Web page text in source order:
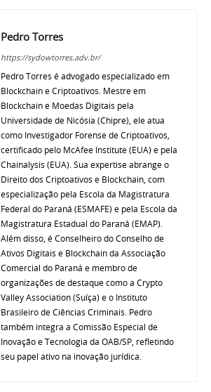
Pedro Torres
https://sydowtorres.adv.br/
Pedro Torres é advogado especializado em
Blockchain e Criptoativos. Mestre em
Blockchain e Moedas Digitais pela
Universidade de Nicósia (Chipre), ele atua
como Investigador Forense de Criptoativos,
certificado pelo McAfee Institute (EUA) e pela
Chainalysis (EUA). Sua expertise abrange o
Direito dos Criptoativos e Blockchain, com
especialização pela Escola da Magistratura
Federal do Paraná (ESMAFE) e pela Escola da
Magistratura Estadual do Paraná (EMAP).
Além disso, é Conselheiro do Conselho de
Ativos Digitais e Blockchain da Associação
Comercial do Paraná e membro de
organizações de destaque como a Crypto
Valley Association (Suíça) e o Instituto
Brasileiro de Ciências Criminais. Pedro
também integra a Comissão Especial de
Inovação e Tecnologia da OAB/SP, refletindo
seu papel ativo na inovação jurídica.